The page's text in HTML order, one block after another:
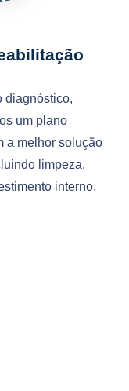
diagnóstico,
um plano
a melhor solução
limpeza,
interno.